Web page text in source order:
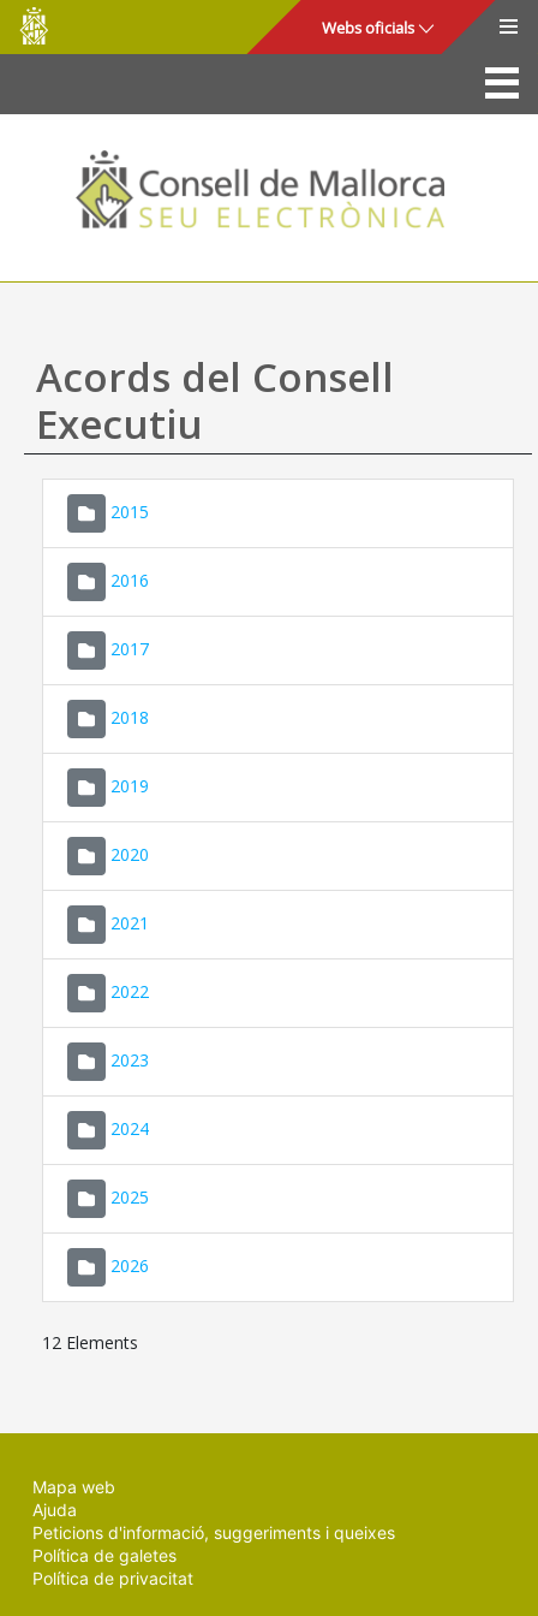
Salta al contingut principal
Consell
de
Mallorca
Webs oficials
La Seu
Consell de Mallorca
Accés i seguretat
Utilitats
Ajuda
Acords del Consell
Executiu
2015
2016
2017
2018
2019
2020
2021
2022
2023
2024
2025
2026
12 Elements
Mapa web
Ajuda
Peticions d'informació, suggeriments i queixes
Política de galetes
Política de privacitat